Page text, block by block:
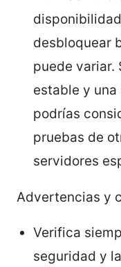
desbloquear
puede variar.
estable y
podrías
pruebas de
servidores
Advertencias y
Verifica
seguridad y